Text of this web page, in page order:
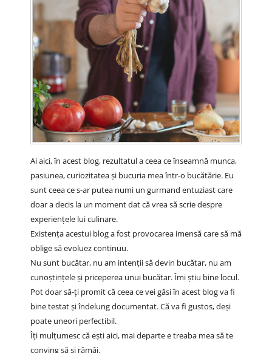
Ai aici, în acest blog, rezultatul a ceea ce înseamnă munca,
pasiunea, curiozitatea și bucuria mea într-o bucătărie. Eu
sunt ceea ce s-ar putea numi un gurmand entuziast care
doar a decis la un moment dat că vrea să scrie despre
experiențele lui culinare.
Existența acestui blog a fost provocarea imensă care să mă
oblige să evoluez continuu.
Nu sunt bucătar, nu am intenții să devin bucătar, nu am
cunoștințele și priceperea unui bucătar. Îmi știu bine locul.
Pot doar să-ți promit că ceea ce vei găsi în acest blog va fi
bine testat și îndelung documentat. Că va fi gustos, deși
poate uneori perfectibil.
Îți mulțumesc că ești aici, mai departe e treaba mea să te
conving să și rămâi.